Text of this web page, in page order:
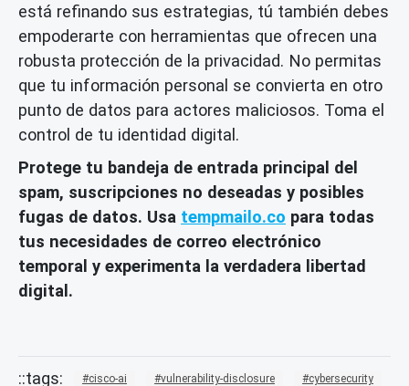
está refinando sus estrategias, tú también debes
empoderarte con herramientas que ofrecen una
robusta protección de la privacidad. No permitas
que tu información personal se convierta en otro
punto de datos para actores maliciosos. Toma el
control de tu identidad digital.
Protege tu bandeja de entrada principal del
spam, suscripciones no deseadas y posibles
fugas de datos. Usa tempmailo.co para todas
tus necesidades de correo electrónico
temporal y experimenta la verdadera libertad
digital.
cisco-ai vulnerability-disclosure
cybersecurity